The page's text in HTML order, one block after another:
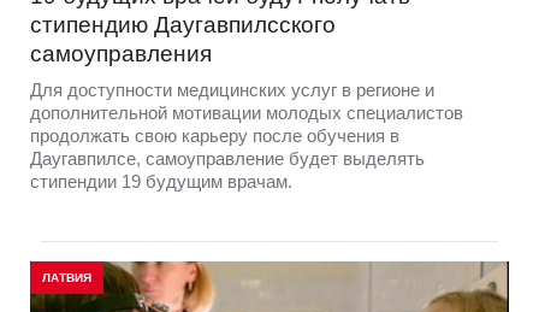
стипендию Даугавпилсского
самоуправления
Для доступности медицинских услуг в регионе и
дополнительной мотивации молодых специалистов
продолжать свою карьеру после обучения в
Даугавпилсе, самоуправление будет выделять
стипендии 19 будущим врачам.
ЛАТВИЯ